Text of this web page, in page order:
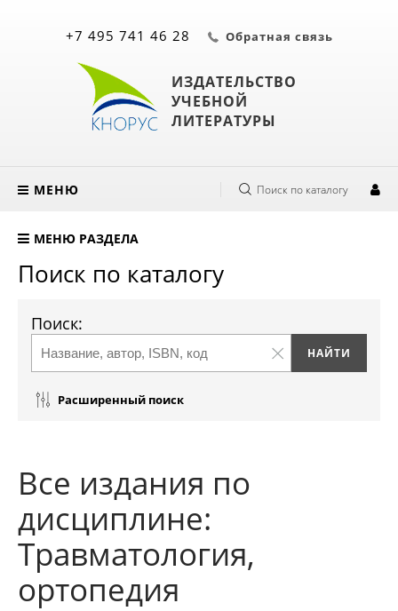
ИЗДАТЕЛЬСТВО
УЧЕБНОЙ
ЛИТЕРАТУРЫ
+7 495 741 46 28 Обратная связь
МЕНЮ Поиск по каталогу
МЕНЮ РАЗДЕЛА
Поиск по каталогу
Поиск:
Расширенный поиск
Все издания по
дисциплине:
Травматология,
ортопедия